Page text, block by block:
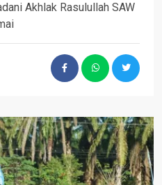
Akhlak Rasulullah SAW